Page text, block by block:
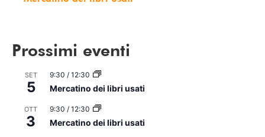
Prossimi eventi
SET
5
9:30 / 12:30
Mercatino dei libri usati
OTT
3
9:30 / 12:30
Mercatino dei libri usati